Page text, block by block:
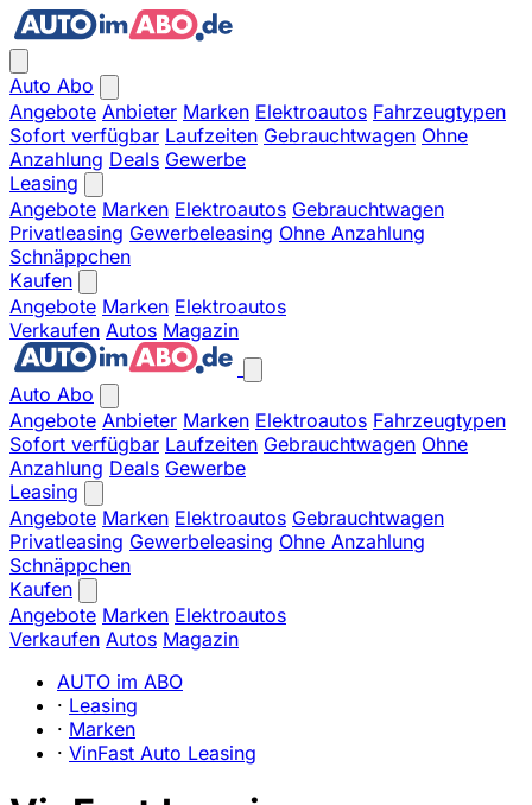
Auto Abo
Angebote Anbieter Marken Elektroautos Fahrzeugtypen
Sofort verfügbar Laufzeiten Gebrauchtwagen Ohne
Anzahlung Deals Gewerbe
Leasing
Angebote Marken Elektroautos Gebrauchtwagen
Privatleasing Gewerbeleasing Ohne Anzahlung
Schnäppchen
Kaufen
Angebote Marken Elektroautos
Verkaufen Autos Magazin
Auto Abo
Angebote Anbieter Marken Elektroautos Fahrzeugtypen
Sofort verfügbar Laufzeiten Gebrauchtwagen Ohne
Anzahlung Deals Gewerbe
Leasing
Angebote Marken Elektroautos Gebrauchtwagen
Privatleasing Gewerbeleasing Ohne Anzahlung
Schnäppchen
Kaufen
Angebote Marken Elektroautos
Verkaufen Autos Magazin
AUTO im ABO
· Leasing
· Marken
· VinFast Auto Leasing